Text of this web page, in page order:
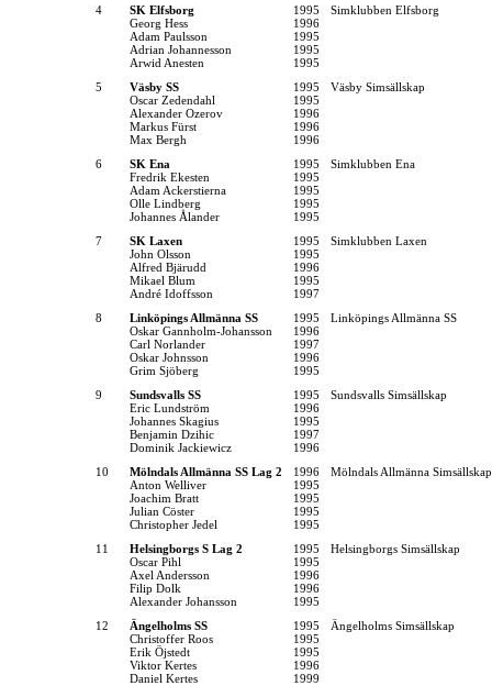
4
SK Elfsborg 1995
Simklubben Elfsborg
Georg Hess
1996
Adam Paulsson
1995
Adrian Johannesson
1995
Arwid Anesten
1995
5
Väsby SS 1995
Väsby Simsällskap
Oscar Zedendahl
1995
Alexander Ozerov
1996
Markus Fürst
1996
Max Bergh
1996
6
SK Ena 1995
Simklubben Ena
Fredrik Ekesten
1995
Adam Ackerstierna
1995
Olle Lindberg
1995
Johannes Ålander
1995
7
SK Laxen 1995
Simklubben Laxen
John Olsson
1995
Alfred Bjärudd
1996
Mikael Blum
1995
André Idoffsson
1997
8
Linköpings Allmänna SS 1995
Linköpings Allmänna SS
Oskar Gannholm-Johansson
1996
Carl Norlander
1997
Oskar Johnsson
1996
Grim Sjöberg
1995
9
Sundsvalls SS 1995
Sundsvalls Simsällskap
Eric Lundström
1996
Johannes Skagius
1995
Benjamin Dzihic
1997
Dominik Jackiewicz
1996
10
Mölndals Allmänna SS Lag 2 1996
Mölndals Allmänna Simsällskap
Anton Welliver
1995
Joachim Bratt
1995
Julian Cöster
1995
Christopher Jedel
1995
11
Helsingborgs S Lag 2 1995
Helsingborgs Simsällskap
Oscar Pihl
1995
Axel Andersson
1996
Filip Dolk
1996
Alexander Johansson
1995
12
Ängelholms SS 1995
Ängelholms Simsällskap
Christoffer Roos
1995
Erik Öjstedt
1995
Viktor Kertes
1996
Daniel Kertes
1999